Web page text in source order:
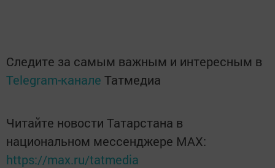
Следите за самым важным и интересным в
Telegram-канале Татмедиа
Читайте новости Татарстана в
национальном мессенджере MАХ:
https://max.ru/tatmedia